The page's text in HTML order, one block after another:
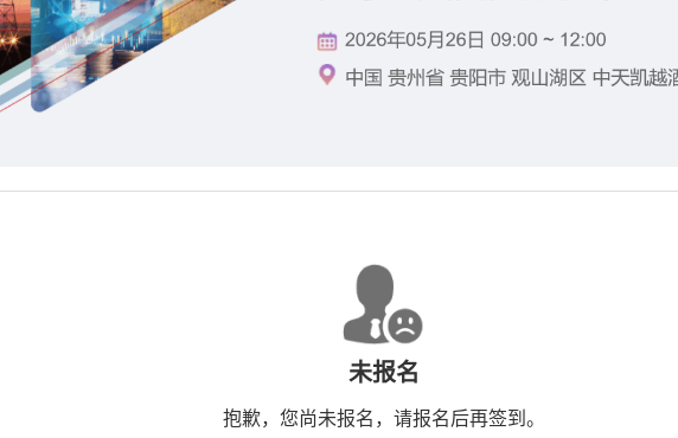
未报名
抱歉，您尚未报名，请报名后再签到。